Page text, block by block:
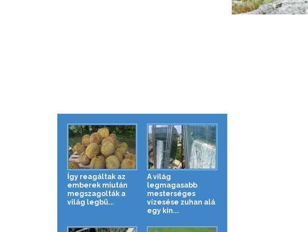
Így reagáltak az
emberek miután
megszagolták a
világ legbü...
A világ
legmagasabb
mesterséges
vízesése zuhan alá
egy kín...